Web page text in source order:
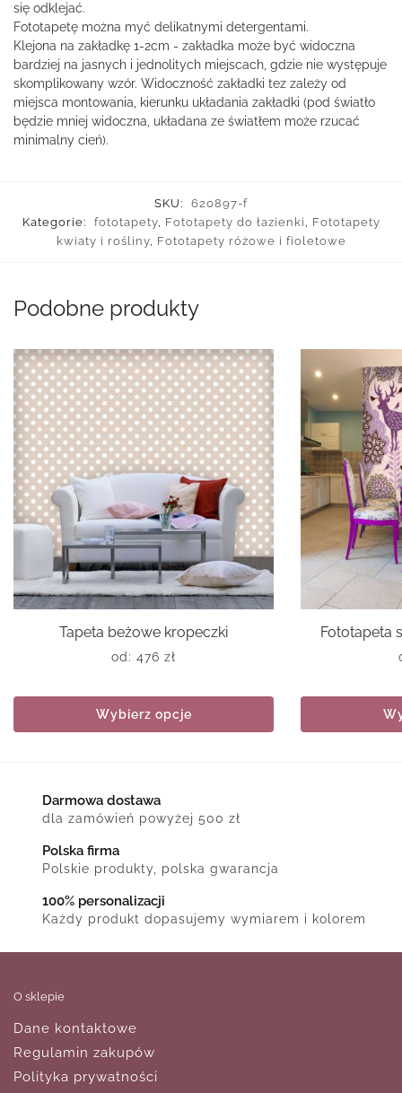
się odklejać.
Fototapetę można myć delikatnymi detergentami.
Klejona na zakładkę 1-2cm - zakładka może być widoczna
bardziej na jasnych i jednolitych miejscach, gdzie nie występuje
skomplikowany wzór. Widoczność zakładki tez zależy od
miejsca montowania, kierunku układania zakładki (pod światło
będzie mniej widoczna, układana ze światłem może rzucać
minimalny cień).
SKU:
620897-f
Kategorie:
fototapety, Fototapety do łazienki , Fototapety
kwiaty i rośliny, Fototapety różowe i fioletowe
Podobne produkty
Tapeta beżowe kropeczki
od: 476 zł
Wybierz opcje
Fototapeta
Darmowa dostawa
dla zamówień powyżej 500 zł
Polska firma
Polskie produkty, polska gwarancja
100% personalizacji
Każdy produkt dopasujemy wymiarem i kolorem
O sklepie
Dane kontaktowe
Regulamin zakupów
Polityka prywatności